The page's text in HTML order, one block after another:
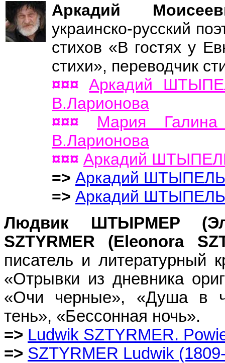
Аркадий
украинско-русский
стихов «В гостях у
стихи», переводчик
¤¤¤ Аркадий
В.Ларионова
¤¤¤
Мария
В.Ларионова
¤¤¤ Аркадий
=> Аркадий ШТЫПЕЛЬ
=> Аркадий ШТЫПЕЛЬ
Людвик ШТЫРМЕР
SZTYRMER (Eleonora
писатель и литературный
«Отрывки из дневника
«Очи черные», «Душа в
тень», «Бессонная ночь».
=> Ludwik SZTYRMER.
=> SZTYRMER Ludwik